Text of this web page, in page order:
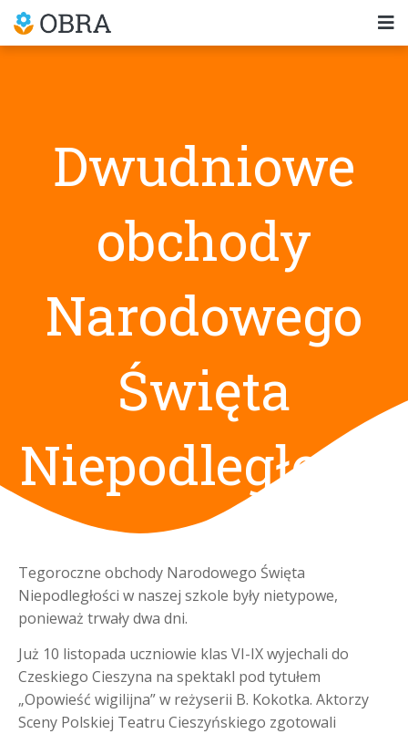
Dwudniowe
obchody
Narodowego
Święta
Niepodległości
Tegoroczne obchody Narodowego Święta
Niepodległości w naszej szkole były nietypowe,
ponieważ trwały dwa dni.
Już 10 listopada uczniowie klas VI-IX wyjechali do
Czeskiego Cieszyna na spektakl pod tytułem
„Opowieść wigilijna” w reżyserii B. Kokotka. Aktorzy
Sceny Polskiej Teatru Cieszyńskiego zgotowali